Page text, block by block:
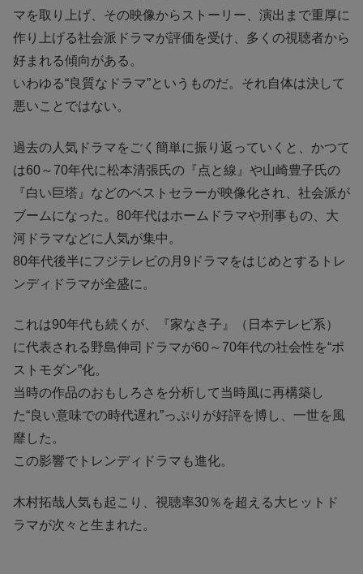
マを取り上げ、その映像からストーリー、演出まで重厚に
作り上げる社会派ドラマが評価を受け、多くの視聴者から
好まれる傾向がある。
いわゆる“良質なドラマ”というものだ。それ自体は決して
悪いことではない。
過去の人気ドラマをごく簡単に振り返っていくと、かつて
は60～70年代に松本清張氏の『点と線』や山崎豊子氏の
『白い巨塔』などのベストセラーが映像化され、社会派が
ブームになった。80年代はホームドラマや刑事もの、大
河ドラマなどに人気が集中。
80年代後半にフジテレビの月9ドラマをはじめとするトレ
ンディドラマが全盛に。
これは90年代も続くが、『家なき子』（日本テレビ系）
に代表される野島伸司ドラマが60～70年代の社会性を“ポ
ストモダン”化。
当時の作品のおもしろさを分析して当時風に再構築し
た“良い意味での時代遅れ”っぷりが好評を博し、一世を風
靡した。
この影響でトレンディドラマも進化。
木村拓哉人気も起こり、視聴率30％を超える大ヒットド
ラマが次々と生まれた。